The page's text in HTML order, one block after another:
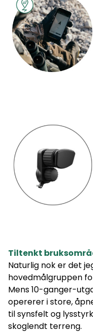
Tiltenkt
Naturlig nok er det
hovedmålgruppen
Mens 10-ganger-
opererer i store,
til synsfelt og
skoglendt terreng.